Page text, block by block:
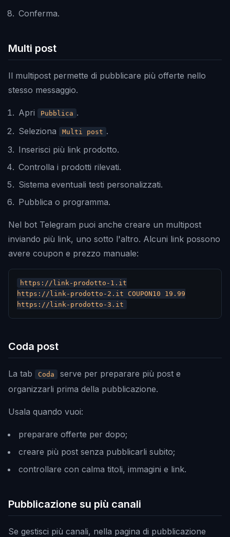
Conferma.
Multi post
Il multipost permette di pubblicare più offerte nello
stesso messaggio.
Apri Pubblica .
Seleziona
Multi post .
Inserisci più link prodotto.
Controlla i prodotti rilevati.
Sistema eventuali testi personalizzati.
Pubblica o programma.
Nel bot Telegram puoi anche creare un multipost
inviando più link, uno sotto l'altro. Alcuni link possono
avere coupon e prezzo manuale:
https://link-prodotto-1.it
https://link-prodotto-2.it COUPON10 19.99
Coda post
La tab Coda
serve per preparare più post e
organizzarli prima della pubblicazione.
Usala quando vuoi:
preparare offerte per dopo;
creare più post senza pubblicarli subito;
controllare con calma titoli, immagini e link.
Pubblicazione su più canali
Se gestisci più canali, nella pagina di pubblicazione